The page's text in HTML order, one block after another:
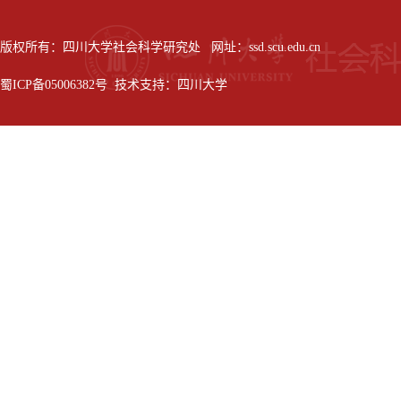
版权所有：四川大学社会科学研究处 网址：ssd.scu.edu.cn
蜀ICP备05006382号 技术支持：四川大学